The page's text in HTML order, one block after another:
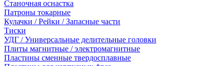
Станочная оснастка
Патроны токарные
Кулачки / Рейки / Запасные части
Тиски
УДГ / Универсальные делительные головки
Плиты магнитные / электромагнитные
Пластины сменные твердосплавные